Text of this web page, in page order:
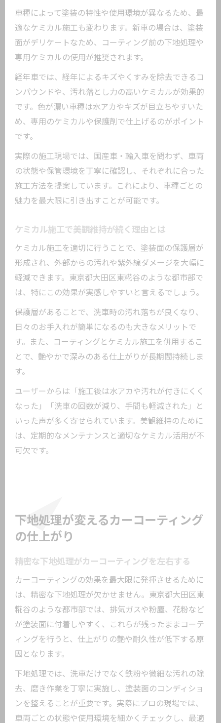
車種によって塗装の特性や使用環境が異なるため、最
適なケミカル施工も変わります。新車の場合は、塗装
面がデリケートなため、コーティング前の下地処理や
専用ケミカルの使用が推奨されます。
経年車では、経年によるキズやくすみを除去できるコ
ンパウンドや、汚れ落とし力の高いケミカルが効果的
です。色が濃い車種は水アカやキズが目立ちやすいた
め、専用のケミカルや保護剤で仕上げるのがポイント
です。
実際の施工現場では、国産車・輸入車を問わず、車両
の状態や保管環境を丁寧に確認し、それぞれに合った
施工方法を提案しています。これにより、車種ごとの
魅力を最大限に引き出すことが可能です。
ケミカル施工で美観維持が続く理由とは
ケミカル施工を適切に行うことで、塗装面の保護層が
形成され、外部からの汚れや紫外線ダメージを大幅に
軽減できます。東京都大田区東糀谷のような都市部で
は、特にこの効果が実感しやすいと言えるでしょう。
保護層があることで、洗車時の汚れ落ちが良くなり、
日々のお手入れが簡単になるのも大きなメリットで
す。また、コーティングとケミカル施工を併用するこ
とで、艶やかで深みのある仕上がりが長期間持続しま
す。
ユーザーからは「施工後は水アカや汚れが付きにくく
なった」「洗車の回数が減り、手間も軽減された」と
いった声が多く寄せられています。美観維持のために
は、定期的なメンテナンスと適切なケミカル活用が不
可欠です。
下地処理が変えるカーコーティング
の仕上がり
精密な下地処理がカーコーティングを左右する
カーコーティングの効果を最大限に発揮させるために
は、精密な下地処理が欠かせません。東京都大田区東
糀谷のような都市部では、排気ガスや粉塵、花粉など
が塗装面に付着しやすく、これらが残ったままコーテ
ィングを行うと、仕上がりの艶や耐久性が低下する原
因となります。
下地処理では、洗車だけでなく鉄粉や微細な汚れの除
去、磨き作業を丁寧に実施し、塗装面のコンディショ
ンを整えることが重要です。実際にプロの現場では、
車両ごとの状態や使用環境を細かくチェックし、最適